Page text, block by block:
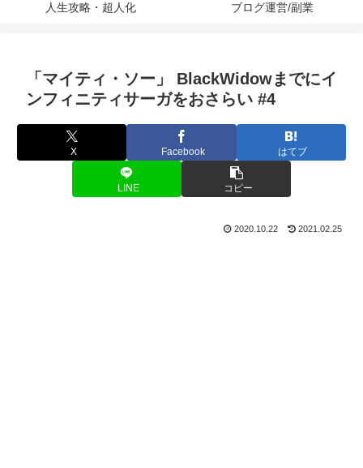
人生攻略・超人化 ブログ運営/副業
「マイティ・ソー」 BlackWidowまでにイ
ンフィニティサーガをおさらい #4
X Facebook はてブ
LINE コピー
2020.10.22 2021.02.25